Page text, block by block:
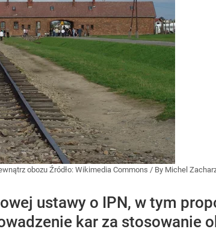
obozu Źródło: Wikimedia Commons / By Michel
ustawy o IPN, w tym
kar za stosowanie